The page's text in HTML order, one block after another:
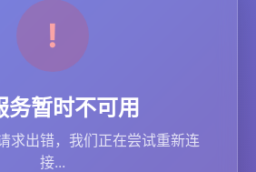
务暂时不可用
求出错，我们正在尝试重新连
接...